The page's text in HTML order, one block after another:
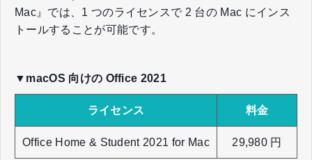
Mac』では、1 つのライセンスで 2 台の Mac にインス
トールすることが可能です。
▼macOS 向けの Office 2021
ライセンス 料金
Office Home & Student 2021 for Mac 29,980 円